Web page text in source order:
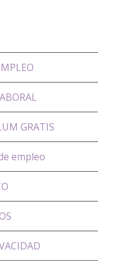
GRATIS
empleo